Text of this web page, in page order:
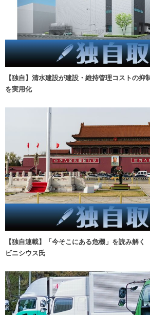
【独自】清水建設が建設・維持管理コストの抑
を実用化
【独自連載】「今そこにある危機」を読み解
ビニシウス氏